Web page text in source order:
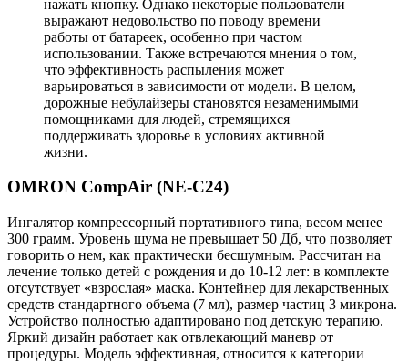
нажать кнопку. Однако некоторые пользователи
выражают недовольство по поводу времени
работы от батареек, особенно при частом
использовании. Также встречаются мнения о том,
что эффективность распыления может
варьироваться в зависимости от модели. В целом,
дорожные небулайзеры становятся незаменимыми
помощниками для людей, стремящихся
поддерживать здоровье в условиях активной
жизни.
OMRON CompAir (NE-C24)
Ингалятор компрессорный портативного типа, весом менее
300 грамм. Уровень шума не превышает 50 Дб, что позволяет
говорить о нем, как практически бесшумным. Рассчитан на
лечение только детей с рождения и до 10-12 лет: в комплекте
отсутствует «взрослая» маска. Контейнер для лекарственных
средств стандартного объема (7 мл), размер частиц 3 микрона.
Устройство полностью адаптировано под детскую терапию.
Яркий дизайн работает как отвлекающий маневр от
процедуры. Модель эффективная, относится к категории